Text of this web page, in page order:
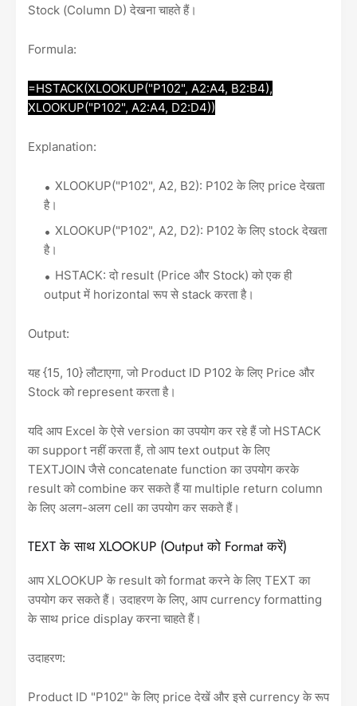
Stock (Column D) देखना चाहते हैं।
Formula:
=HSTACK(XLOOKUP("P102", A2:A4, B2:B4),
XLOOKUP("P102", A2:A4, D2:D4))
Explanation:
XLOOKUP("P102", A2, B2): P102 के लिए price देखता
है।
XLOOKUP("P102", A2, D2): P102 के लिए stock देखता
है।
HSTACK: दो result (Price और Stock) को एक ही
output में horizontal रूप से stack करता है।
Output:
यह {15, 10} लौटाएगा, जो Product ID P102 के लिए Price और
Stock को represent करता है।
यदि आप Excel के ऐसे version का उपयोग कर रहे हैं जो HSTACK
का support नहीं करता हैं, तो आप text output के लिए
TEXTJOIN जैसे concatenate function का उपयोग करके
result को combine कर सकते हैं या multiple return column
के लिए अलग-अलग cell का उपयोग कर सकते हैं।
TEXT के साथ XLOOKUP (Output को Format करें)
आप XLOOKUP के result को format करने के लिए TEXT का
उपयोग कर सकते हैं। उदाहरण के लिए, आप currency formatting
के साथ price display करना चाहते हैं।
उदाहरण:
Product ID "P102" के लिए price देखें और इसे currency के रूप